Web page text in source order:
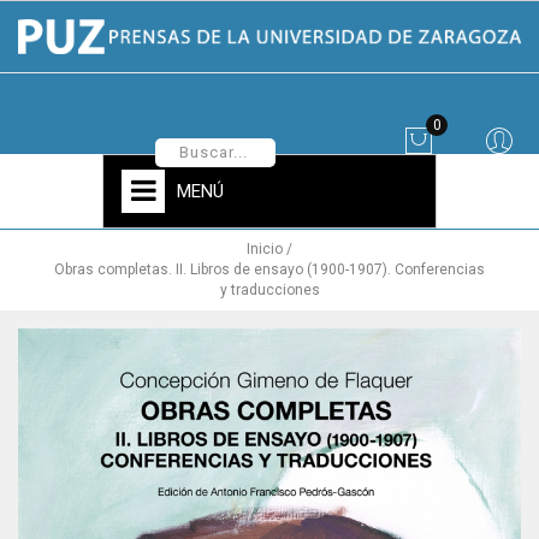
0
MENÚ
Inicio
Obras completas. II. Libros de ensayo (1900-1907). Conferencias
y traducciones